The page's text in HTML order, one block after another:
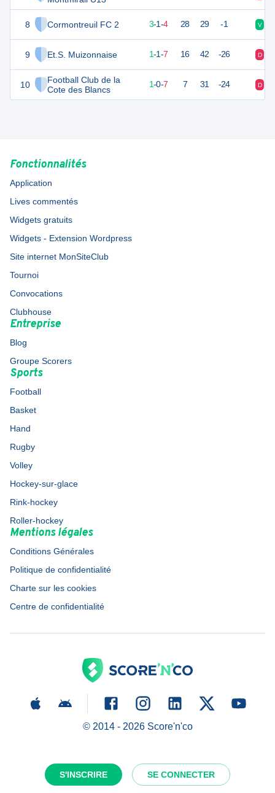
S'INSCRIRE SE CONNECTER
8 Cormontreuil FC 2
9 Et.S. Muizonnaise
10
Football Club de la
Cote des Blancs
9 3-1-4 28 29 -1 V
4 1-1-7 16 42 -26 D
2 1-0-7 7 31 -24 D
Fonctionnalités
Application
Lives commentés
Widgets gratuits
Widgets - Extension Wordpress
Site internet MonSiteClub
Tournoi
Convocations
Clubhouse
Entreprise
Blog
Groupe Scorers
Sports
Football
Basket
Hand
Rugby
Volley
Hockey-sur-glace
Rink-hockey
Roller-hockey
Mentions légales
Conditions Générales
Politique de confidentialité
Charte sur les cookies
Centre de confidentialité
© 2014 - 2026Score'n'co